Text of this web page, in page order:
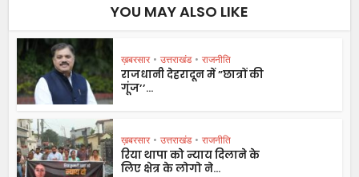
YOU MAY ALSO LIKE
ख़बरसार • उत्तराखंड • राजनीति
राजधानी देहरादून में ”छात्रों की
गूंज’’...
ख़बरसार • उत्तराखंड • राजनीति
रिया थापा को न्याय दिलाने के
लिए क्षेत्र के लोगो ने...